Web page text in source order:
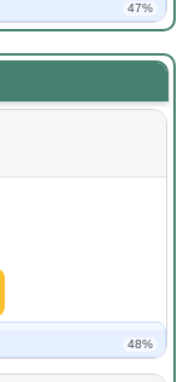
47%
48%